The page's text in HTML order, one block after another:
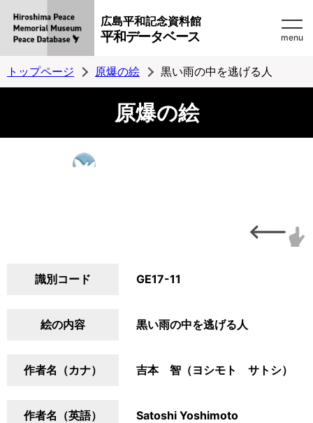
広島平和記念資料館
平和データベース menu
トップページ 原爆の絵 黒い雨の中を逃げる人
原爆の絵
識別コード GE17-11
絵の内容 黒い雨の中を逃げる人
作者名（カナ） 吉本 智（ヨシモト サトシ）
作者名（英語） Satoshi Yoshimoto